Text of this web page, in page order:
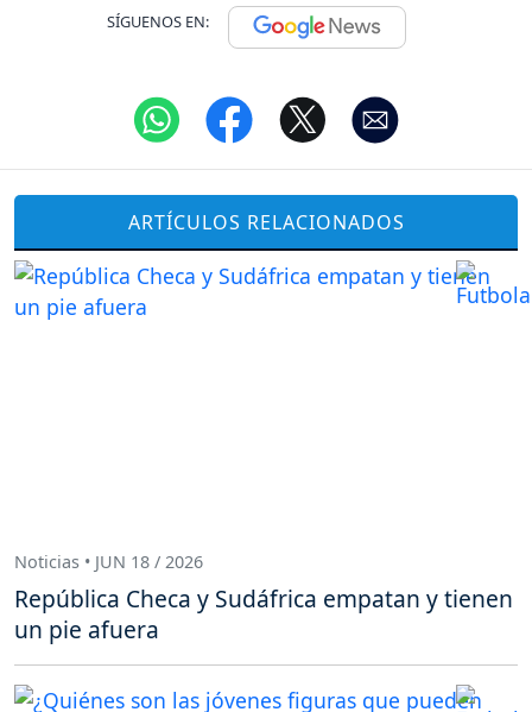
SÍGUENOS EN:
ARTÍCULOS RELACIONADOS
Noticias • JUN 18 / 2026
República Checa y Sudáfrica empatan y tienen
un pie afuera